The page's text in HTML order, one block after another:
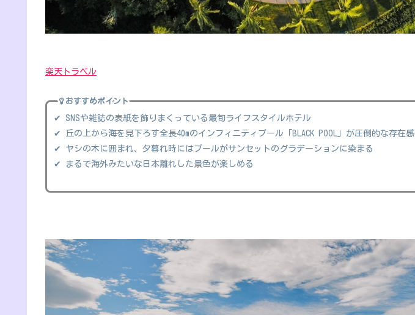
楽天トラベル
おすすめポイント
✔ SNSや雑誌の表紙を飾りまくっている最旬ライフスタイルホテル
✔ 丘の上から海を見下ろす全長40mのインフィニティプール「BLACK POOL」が圧倒的な存在感
✔ ヤシの木に囲まれ、夕暮れ時にはプールがサンセットのグラデーションに染まる
✔ まるで海外みたいな日本離れした景色が楽しめる